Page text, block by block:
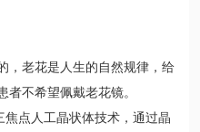
，老花是人生的自然规律，给
不希望佩戴老花镜。
焦点人工晶状体技术，通过晶